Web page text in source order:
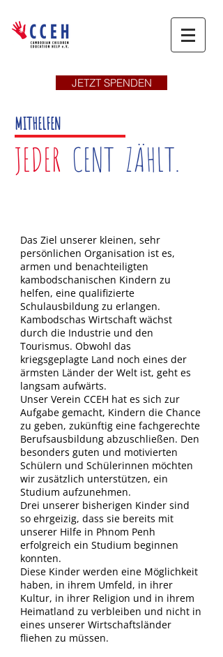
JETZT SPENDEN
MITHELFEN
JEDER CENT ZÄHLT.
Das Ziel unserer kleinen, sehr
persönlichen Organisation ist es,
armen und benachteiligten
kambodschanischen Kindern zu
helfen, eine qualifizierte
Schulausbildung zu erlangen.
Kambodschas Wirtschaft wächst
durch die Industrie und den
Tourismus. Obwohl das
kriegsgeplagte Land noch eines der
ärmsten Länder der Welt ist, geht es
langsam aufwärts.
Unser Verein CCEH hat es sich zur
Aufgabe gemacht, Kindern die Chance
zu geben, zukünftig eine fachgerechte
Berufsausbildung abzuschließen. Den
besonders guten und motivierten
Schülern und Schülerinnen möchten
wir zusätzlich unterstützen, ein
Studium aufzunehmen.
Drei unserer bisherigen Kinder sind
so ehrgeizig, dass sie bereits mit
unserer Hilfe in Phnom Penh
erfolgreich ein Studium beginnen
konnten.
Diese Kinder werden eine Möglichkeit
haben, in ihrem Umfeld, in ihrer
Kultur, in ihrer Religion und in ihrem
Heimatland zu verbleiben und nicht in
eines unserer Wirtschaftsländer
fliehen zu müssen.